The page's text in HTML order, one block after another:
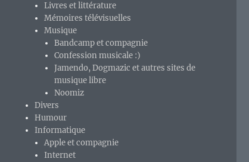
Livres et littérature
Mémoires télévisuelles
Musique
Bandcamp et compagnie
Confession musicale :)
Jamendo, Dogmazic et autres sites de
musique libre
Noomiz
Divers
Humour
Informatique
Apple et compagnie
Internet